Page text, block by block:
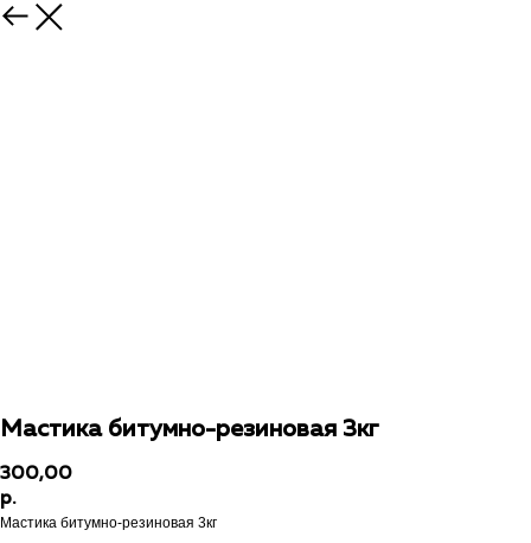
Мастика битумно-резиновая 3кг
300,00
р.
Мастика битумно-резиновая 3кг